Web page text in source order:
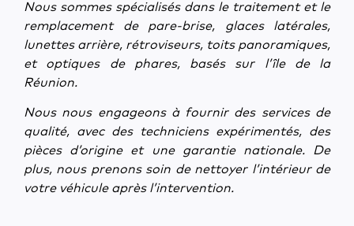
Nous sommes spécialisés dans le traitement et le
remplacement de pare-brise, glaces latérales,
lunettes arrière, rétroviseurs, toits panoramiques,
et optiques de phares, basés sur l’île de la
Réunion.
Nous nous engageons à fournir des services de
qualité, avec des techniciens expérimentés, des
pièces d’origine et une garantie nationale. De
plus, nous prenons soin de nettoyer l’intérieur de
votre véhicule après l’intervention.